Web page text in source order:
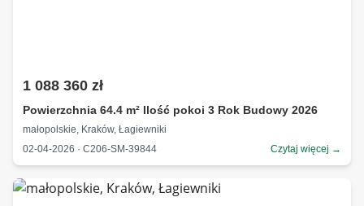
1 088 360 zł
Powierzchnia 64.4 m² Ilość pokoi 3 Rok Budowy 2026
małopolskie, Kraków, Łagiewniki
02-04-2026 · C206-SM-39844
Czytaj więcej →